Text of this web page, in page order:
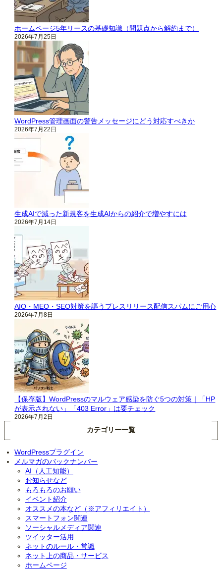
ホームページ5年リースの基礎知識（問題点から解約まで）
2026年7月25日
WordPress管理画面の警告メッセージにどう対応すべきか
2026年7月22日
生成AIで減った新規客を生成AIからの紹介で増やすには
2026年7月14日
AIO・MEO・SEO対策を謳うプレスリリース配信スパムにご用心
2026年7月8日
【保存版】WordPressのマルウェア感染を防ぐ5つの対策｜「HP
が表示されない」「403 Error」は要チェック
2026年7月2日
カテゴリー一覧
WordPressプラグイン
メルマガのバックナンバー
AI（人工知能）
お知らせなど
もろもろのお願い
イベント紹介
オススメの本など（※アフィリエイト）
スマートフォン関連
ソーシャルメディア関連
ツイッター活用
ネットのルール・常識
ネット上の商品・サービス
ホームページ